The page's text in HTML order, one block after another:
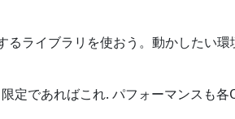
るライブラリを使おう。動かしたい環
であればこれ. パフォーマンスも各